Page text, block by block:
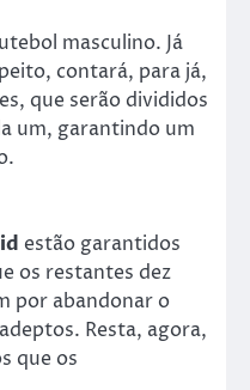
masculino. Já
contará, para já,
que serão divididos
um, garantindo um
estão garantidos
os restantes dez
por abandonar o
Resta, agora,
que os